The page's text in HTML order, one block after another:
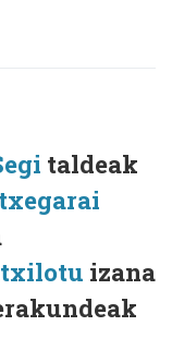
taldeak
izana